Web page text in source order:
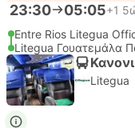
23:30 05:05+1
Entre Rios Litegua
Litegua Γουατεμάλα
Litegua